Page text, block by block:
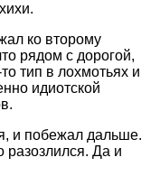
ко второму
рядом с дорогой,
тип в лохмотьях и
идиотской
и побежал дальше.
разозлился. Да и